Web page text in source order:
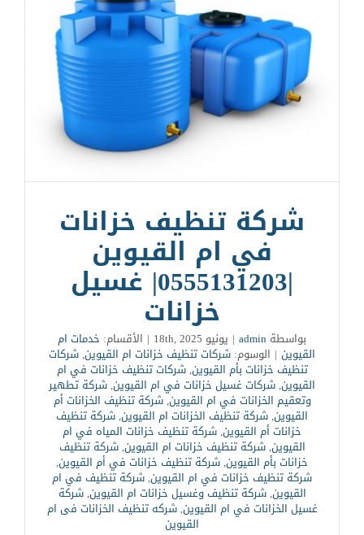
شركة تنظيف خزانات
في ام القيوين
|0555131203| غسيل
خزانات
بواسطة admin
| يونيو 18th, 2025 | الأقسام: خدمات ام
القيوين | الوسوم: شركات تنظيف خزانات ام القيوين,شركات
تنظيف خزانات بأم القيوين,شركات تنظيف خزانات في ام
القيوين,شركات غسيل خزانات في ام القيوين,شركة تطهير
وتعقيم الخزانات في ام القيوين,شركة تنظيف الخزانات أم
القيوين,شركة تنظيف الخزانات ام القيوين,شركة تنظيف
خزانات أم القيوين,شركة تنظيف خزانات المياه في ام
القيوين,شركة تنظيف خزانات ام القيوين,شركة تنظيف
خزانات بأم القيوين,شركة تنظيف خزانات في أم القيوين,
شركة تنظيف خزانات في ام القيوين,شركة تنظيف في ام
القيوين,شركة تنظيف وغسيل خزانات ام القيوين,شركة
غسيل الخزانات في ام القيوين,شركه تنظيف الخزانات فى ام
القيوين